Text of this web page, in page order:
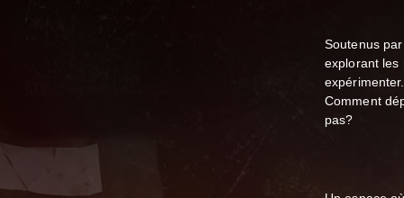
Soutenus
explorant les
Comment
pas?